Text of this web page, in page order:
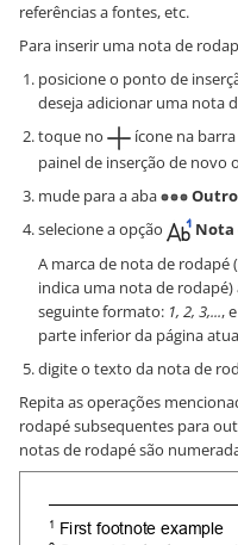
referências a fontes, etc.
Para inserir uma nota de
posicione o ponto de
deseja adicionar uma nota
toque no
ícone na
painel de inserção de novo
mude para a aba
selecione a opção
Nota
A marca de nota de rodapé
indica uma nota de
seguinte formato: 1, 2, 3,...,
parte inferior da página
digite o texto da nota de
Repita as operações
rodapé subsequentes para
notas de rodapé são